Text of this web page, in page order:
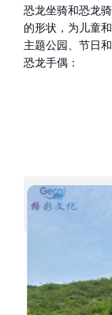
恐龙坐骑和恐龙
的形状，为儿童
主题公园、节日
恐龙手偶：